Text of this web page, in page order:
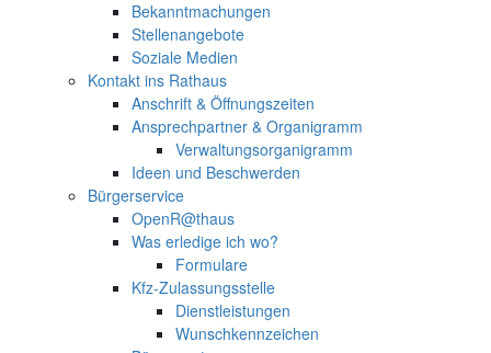
Bekanntmachungen
Stellenangebote
Soziale Medien
Kontakt ins Rathaus
Anschrift & Öffnungszeiten
Ansprechpartner & Organigramm
Verwaltungsorganigramm
Ideen und Beschwerden
Bürgerservice
OpenR@thaus
Was erledige ich wo?
Formulare
Kfz-Zulassungsstelle
Dienstleistungen
Wunschkennzeichen